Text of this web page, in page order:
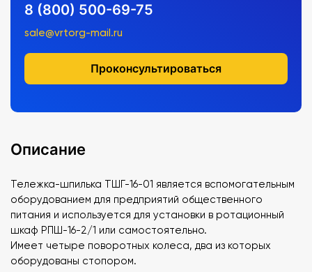
8 (800) 500-69-75
sale@vrtorg-mail.ru
Проконсультироваться
Описание
Тележка-шпилька ТШГ-16-01 является вспомогательным
оборудованием для предприятий общественного
питания и используется для установки в ротационный
шкаф РПШ-16-2/1 или самостоятельно.
Имеет четыре поворотных колеса, два из которых
оборудованы стопором.